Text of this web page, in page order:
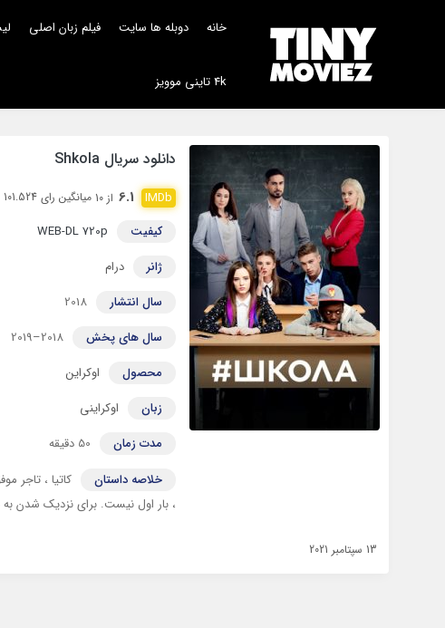
خانه دوبله ها سایت فیلم زبان اصلی
4k تاینی موویز
دانلود سریال Shkola
6.1 از 10 میانگین رای 101.524 نفر
کیفیت
WEB-DL 720p
ژانر
درام
سال انتشار
2018
سال های پخش
2018–2019
محصول
اوکراین
زبان
اوکراینی
مدت زمان
50 دقیقه
خلاصه داستان
کاتیا ،
، بار اول نیست. برای نزدیک شدن
13 سپتامبر 2021